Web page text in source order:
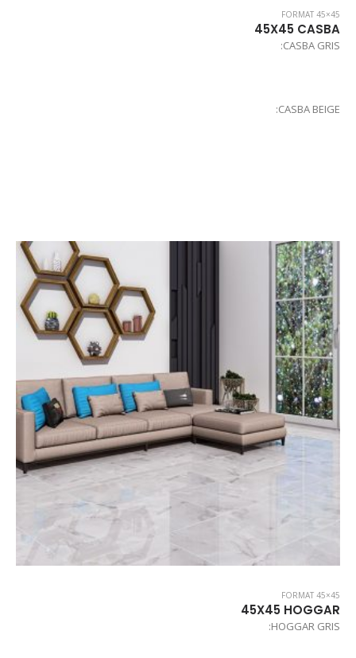
FORMAT 45×45
45X45 CASBA
CASBA GRIS:
CASBA BEIGE:
FORMAT 45×45
45X45 HOGGAR
HOGGAR GRIS: